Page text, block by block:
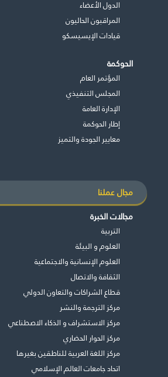
الدول الأعضاء
المراقبون الحاليون
قيادات الإيسيسكو
الحوكمة
المؤتمر العام
المجلس التنفيذي
اﻹدارة العامة
إطار الحوكمة
معايير الجودة والتميز
مجال عملنا
مجالات الخبرة
التربية
العلوم و البيئة
العلوم الإنسانية والاجتماعية
الثقافة والاتصال
قطاع الشراكات والتعاون الدولي
مركز الترجمة والنشر
مركز الاستشراف و الذكاء الاصطناعي
مركز الحوار الحضاري
مركز اللغة العربية للناطقين بغيرها
اتحاد جامعات العالم الإسلامي